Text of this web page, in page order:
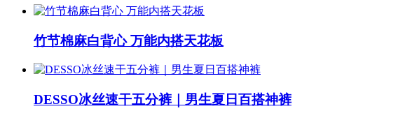
竹节棉麻白背心 万能内搭天花板
DESSO冰丝速干五分裤｜男生夏日百搭神裤